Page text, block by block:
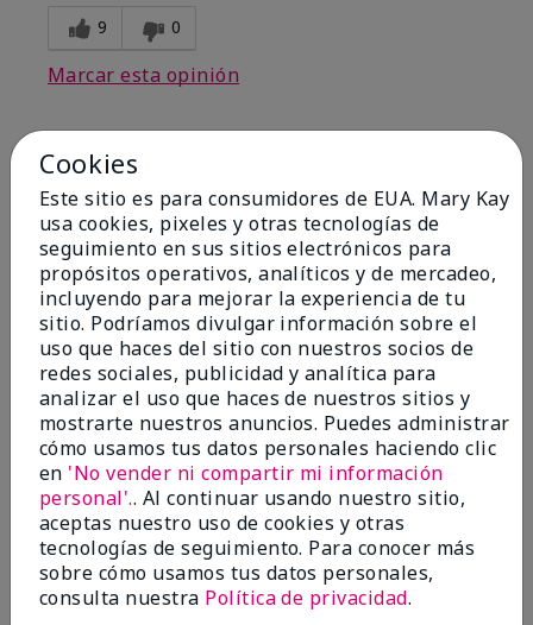
9 0
Marcar esta opinión
Not a favorite
EnviadoHace 9 meses
porBette B.
de Green Valley
Comprador verificado
Evaluado en
marykay.com/en-us/
Comentarios sobre Mary Kay Chromafusion®
Blush
The blush is hard to get used to - it goes on very
heavy and then needs to be softened. I think I will
stick with my old brand for now.
Mostrar Traducción
ConclusiónNo, no recomendaría a un amigo
Cookies
Este sitio es para consumidores de EUA. Mary Kay
usa cookies, pixeles y otras tecnologías de
seguimiento en sus sitios electrónicos para
propósitos operativos, analíticos y de mercadeo,
incluyendo para mejorar la experiencia de tu
sitio. Podríamos divulgar información sobre el
uso que haces del sitio con nuestros socios de
redes sociales, publicidad y analítica para
analizar el uso que haces de nuestros sitios y
mostrarte nuestros anuncios. Puedes administrar
cómo usamos tus datos personales haciendo clic
en 'No vender ni compartir mi información
personal'.. Al continuar usando nuestro sitio,
aceptas nuestro uso de cookies y otras
tecnologías de seguimiento. Para conocer más
sobre cómo usamos tus datos personales,
consulta nuestra Política de privacidad.